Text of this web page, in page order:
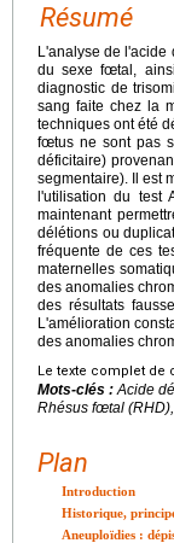
Résumé
L'analyse de l'acide
du sexe fœtal,
diagnostic de
sang faite chez la
techniques ont été
fœtus ne sont pas
déficitaire)
segmentaire). Il est
l'utilisation du test
maintenant
délétions ou
fréquente de ces
maternelles
des anomalies
des résultats
L'amélioration
des anomalies
Le texte complet de
Mots-clés : Acide
Rhésus fœtal
Plan
Introduction
Historique,
Aneuploïdies :